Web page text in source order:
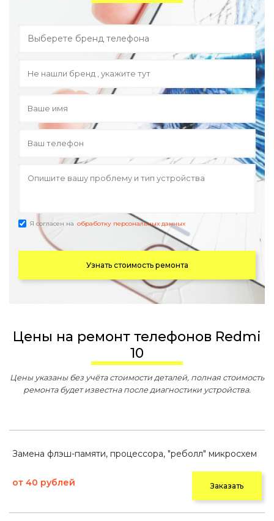
Я согласен на обработку персональных данных
Узнать стоимость ремонта
Цены на ремонт телефонов Redmi
10
Цены указаны без учёта стоимости деталей, полная стоимость
ремонта будет известна после диагностики устройства.
Замена флэш-памяти, процессора, "реболл" микросхем
от 40 рублей Заказать